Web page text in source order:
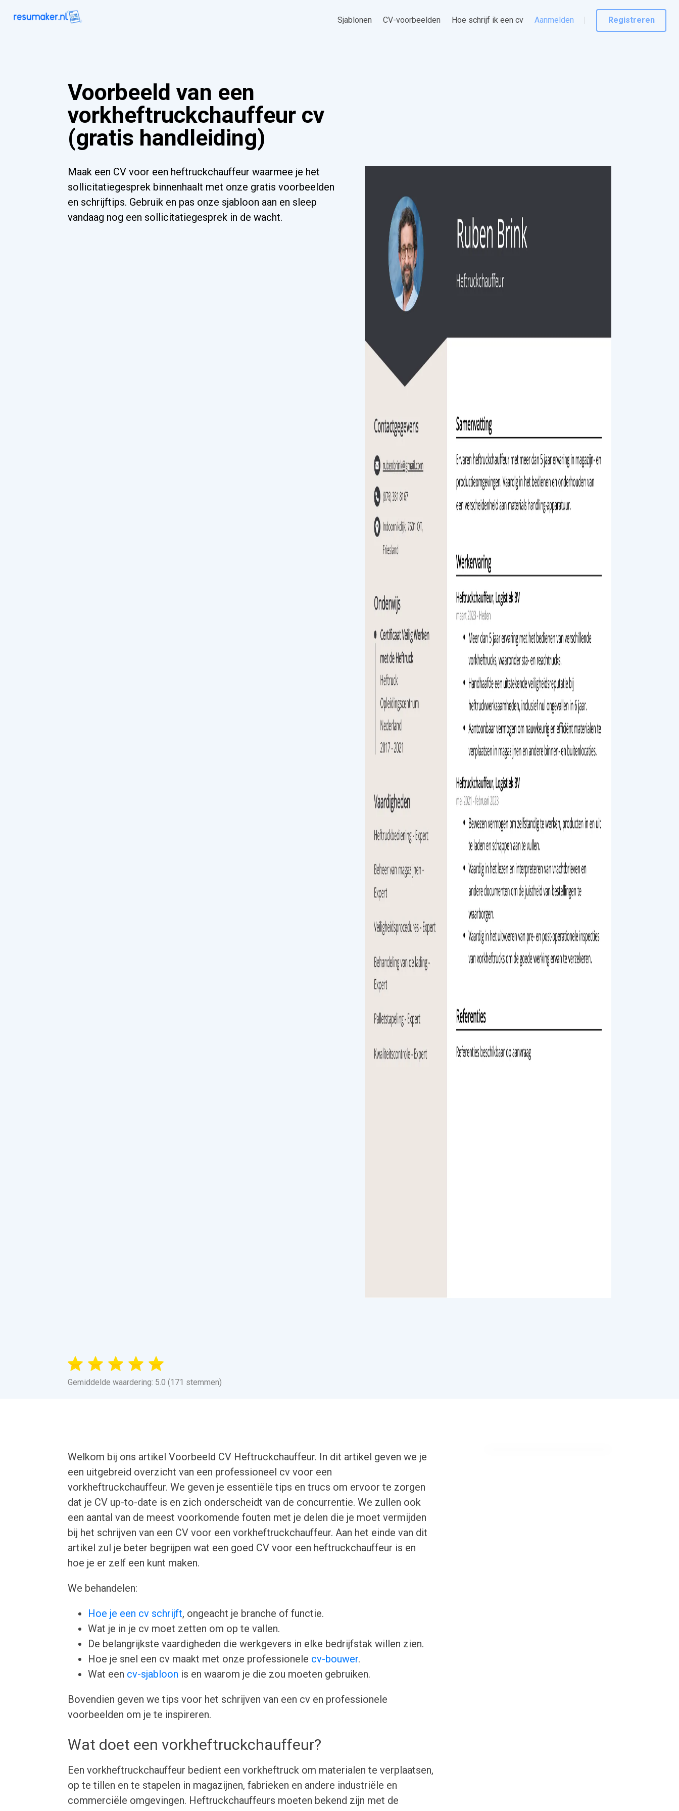
Sjablonen CV-voorbeelden Hoe schrijf ik een cv Aanmelden Registreren
Voorbeeld van een
vorkheftruckchauffeur cv
(gratis handleiding)
Maak een CV voor een heftruckchauffeur waarmee je het
sollicitatiegesprek binnenhaalt met onze gratis voorbeelden
en schrijftips. Gebruik en pas onze sjabloon aan en sleep
vandaag nog een sollicitatiegesprek in de wacht.
Gemiddelde waardering: 5.0 (171 stemmen)
Welkom bij ons artikel Voorbeeld CV Heftruckchauffeur. In dit artikel geven we je
een uitgebreid overzicht van een professioneel cv voor een
vorkheftruckchauffeur. We geven je essentiële tips en trucs om ervoor te zorgen
dat je CV up-to-date is en zich onderscheidt van de concurrentie. We zullen ook
een aantal van de meest voorkomende fouten met je delen die je moet vermijden
bij het schrijven van een CV voor een vorkheftruckchauffeur. Aan het einde van dit
artikel zul je beter begrijpen wat een goed CV voor een heftruckchauffeur is en
hoe je er zelf een kunt maken.
We behandelen:
Hoe je een cv schrijft, ongeacht je branche of functie.
Wat je in je cv moet zetten om op te vallen.
De belangrijkste vaardigheden die werkgevers in elke bedrijfstak willen zien.
Hoe je snel een cv maakt met onze professionele cv-bouwer.
Wat een cv-sjabloon is en waarom je die zou moeten gebruiken.
Bovendien geven we tips voor het schrijven van een cv en professionele
voorbeelden om je te inspireren.
Wat doet een vorkheftruckchauffeur?
Een vorkheftruckchauffeur bedient een vorkheftruck om materialen te verplaatsen,
op te tillen en te stapelen in magazijnen, fabrieken en andere industriële en
commerciële omgevingen. Heftruckchauffeurs moeten bekend zijn met de